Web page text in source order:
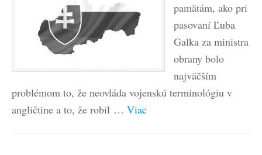
pamätám, ako pri
pasovaní Ľuba
Galka za ministra
obrany bolo
najväčším
problémom to, že neovláda vojenskú terminológiu v
angličtine a to, že robil … Viac